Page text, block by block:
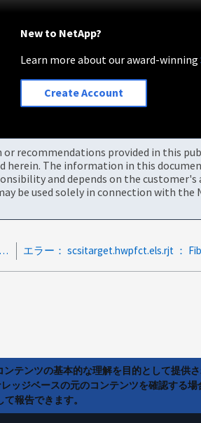
New to NetApp?
Learn more about our award-winning
Create Account
recommendations provided in this
The information in this
and depends on the
be used solely in connection with the
BrocadeスイッチのSNMPv3アカウントに設定されたエンジンIDがサーバに渡されていません
テンツの基本的な理解を目的として提供
ッジベースの元のコンテンツを確認する
報告できます。